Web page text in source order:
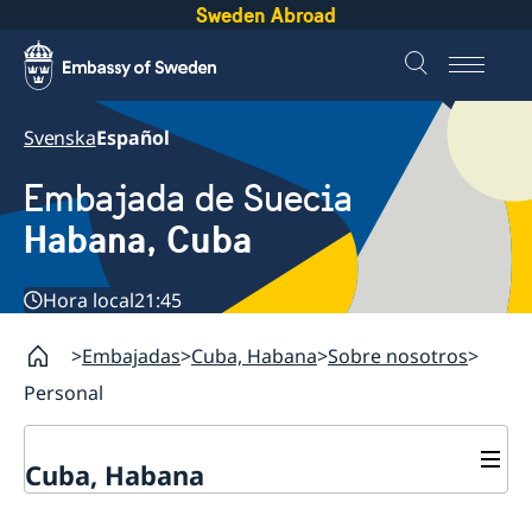
Sweden Abroad
SvenskaEspañol
Embajada de Suecia
Habana, Cuba
Hora local21:45
Embajadas Cuba, Habana Sobre nosotros
Personal
Cuba, Habana